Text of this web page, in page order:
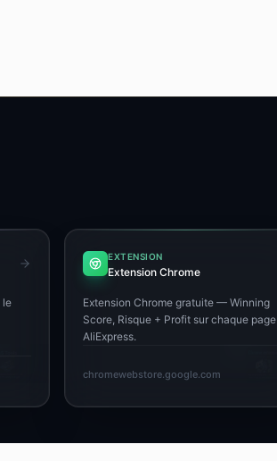
le
EXTENSION
Extension Chrome
Extension Chrome gratuite — Winning
Score, Risque + Profit sur chaque page
AliExpress.
chromewebstore.google.com